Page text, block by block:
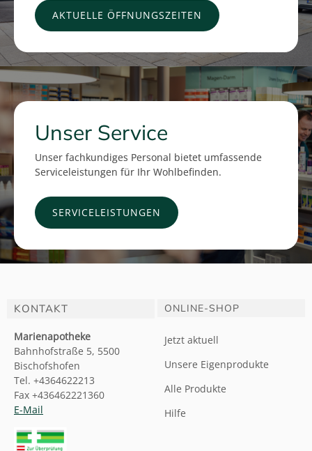
AKTUELLE ÖFFNUNGSZEITEN
Unser Service
Unser fachkundiges Personal bietet umfassende
Serviceleistungen für Ihr Wohlbefinden.
SERVICELEISTUNGEN
KONTAKT
Marienapotheke
Bahnhofstraße 5, 5500
Bischofshofen
Tel. +4364622213
Fax +436462221360
E-Mail
ONLINE-SHOP
Jetzt aktuell
Unsere Eigenprodukte
Alle Produkte
Hilfe